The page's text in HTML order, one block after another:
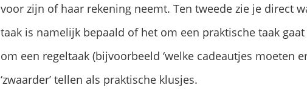
voor zijn of haar rekening neemt. Ten tweede zie je direct
taak is namelijk bepaald of het om een praktische taak
om een regeltaak (bijvoorbeeld ‘welke cadeautjes moeten
‘zwaarder’ tellen als praktische klusjes.